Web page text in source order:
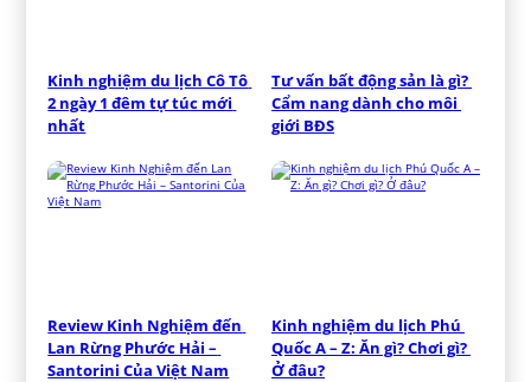
Kinh nghiệm du lịch Cô Tô
2 ngày 1 đêm tự túc mới
nhất
Tư vấn bất động sản là gì?
Cẩm nang dành cho môi
giới BĐS
Review Kinh Nghiệm đến
Lan Rừng Phước Hải –
Santorini Của Việt Nam
Kinh nghiệm du lịch Phú
Quốc A – Z: Ăn gì? Chơi gì?
Ở đâu?